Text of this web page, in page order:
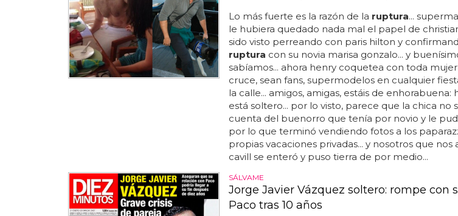
Lo más fuerte es la razón de la ruptura...
le hubiera quedado nada mal el papel de
sido visto perreando con paris hilton y
ruptura con su novia marisa gonzalo... y
sabíamos... ahora henry coquetea con toda
cruce, sean fans, supermodelos en cualquier
la calle... amigos, amigas, estáis de enhorabuena:
está soltero... por lo visto, parece que la chica no
cuenta del buenorro que tenía por novio y le
por lo que terminó vendiendo fotos a los
propias vacaciones privadas... y nosotros que nos
cavill se enteró y puso tierra de por medio...
SÁLVAME
Jorge Javier Vázquez soltero: rompe con
Paco tras 10 años